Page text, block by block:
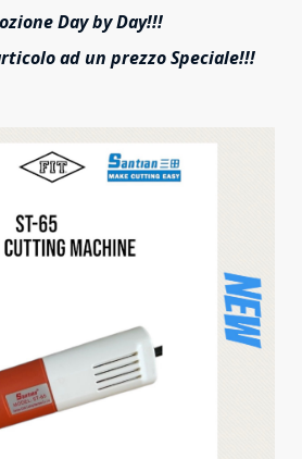
Day by Day!!!
ad un prezzo Speciale!!!